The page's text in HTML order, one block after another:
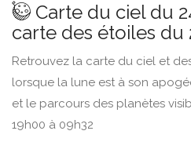
Carte du ciel du
carte des étoiles du
Retrouvez la carte du ciel et
lorsque la lune est à son
et le parcours des planètes
19h00 à 09h32